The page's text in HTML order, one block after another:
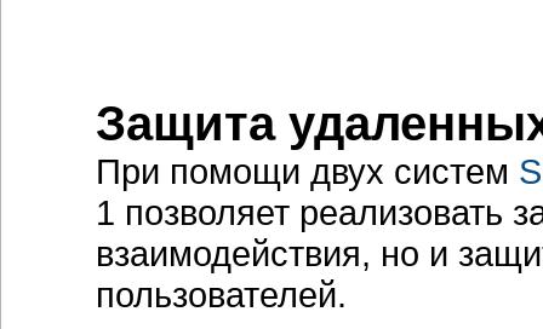
Защита
При помощи двух систем
1 позволяет реализовать
взаимодействия, но и
пользователей.